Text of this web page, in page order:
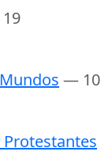
— 10
Protestantes